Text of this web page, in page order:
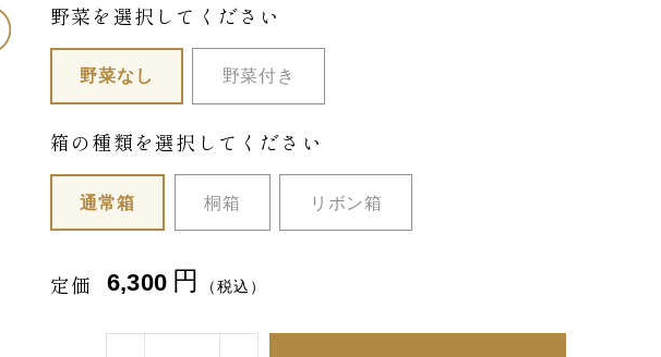
野菜を選択してください
野菜なし 野菜付き
箱の種類を選択してください
通常箱 桐箱 リボン箱
定価 6,300 円 （税込）